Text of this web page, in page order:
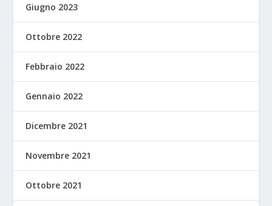
Giugno 2023
Ottobre 2022
Febbraio 2022
Gennaio 2022
Dicembre 2021
Novembre 2021
Ottobre 2021